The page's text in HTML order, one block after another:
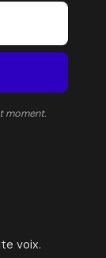
moment.
voix.